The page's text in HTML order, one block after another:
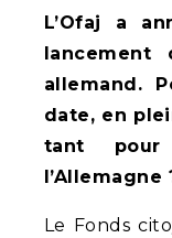
L’Ofaj a
allemand.
date, en
tant
l’Allemagne
Le Fonds